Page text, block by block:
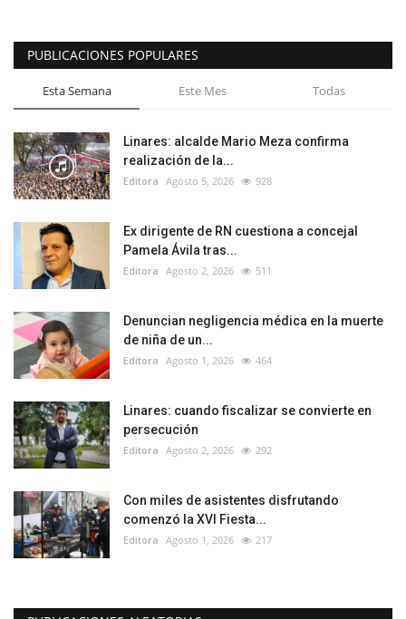
PUBLICACIONES POPULARES
Esta Semana Este Mes Todas
Linares: alcalde Mario Meza confirma
realización de la...
Editora Agosto 5, 2026 928
Ex dirigente de RN cuestiona a concejal
Pamela Ávila tras...
Editora Agosto 2, 2026 511
Denuncian negligencia médica en la muerte
de niña de un...
Editora Agosto 1, 2026 464
Linares: cuando fiscalizar se convierte en
persecución
Editora Agosto 2, 2026 292
Con miles de asistentes disfrutando
comenzó la XVI Fiesta...
Editora Agosto 1, 2026 217